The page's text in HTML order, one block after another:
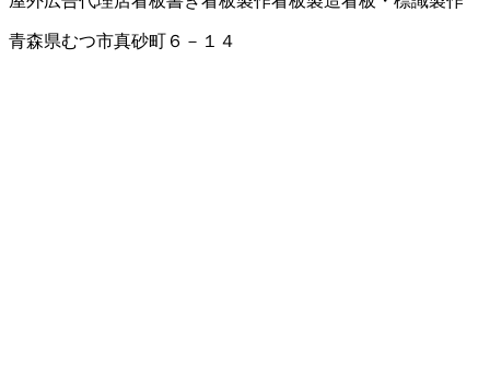
青森県むつ市真砂町６－１４